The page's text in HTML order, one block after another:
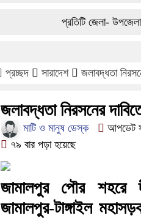
শেখ হাসিনা রাজনৈতিক বক্তব্য
যেকোনো বিশৃঙ্খলা প্রতিহত
প্রতিটি জেলা-
প্রচ্ছদ সারাদেশ জলাবদ্ধতা
জলাবদ্ধতা নিরসনের
মাটি ও মানুষ ডেস্ক
আপডেট
৭৯ বার পড়া হয়েছে
জামালপুর পৌর শহরে
জামালপুর-টাঙ্গাইল